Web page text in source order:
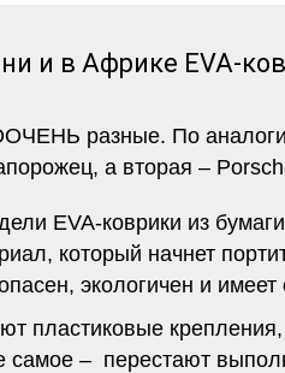
и в Африке EVA-
разные. По
а вторая –
EVA-коврики из
который начнет
экологичен и
пластиковые
самое – перестают